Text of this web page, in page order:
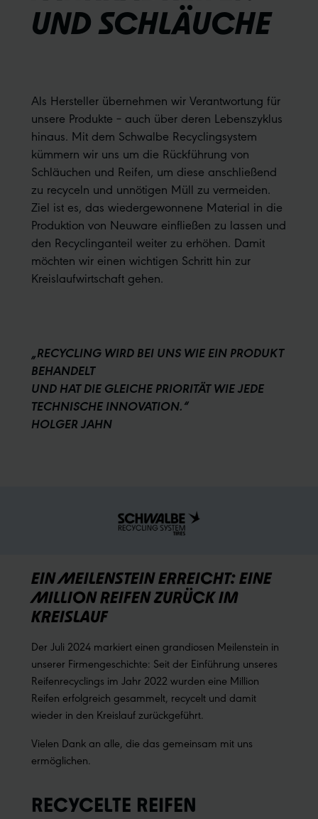
UND SCHLÄUCHE
Als Hersteller übernehmen wir Verantwortung für
unsere Produkte – auch über deren Lebenszyklus
hinaus. Mit dem Schwalbe Recyclingsystem
kümmern wir uns um die Rückführung von
Schläuchen und Reifen, um diese anschließend
zu recyceln und unnötigen Müll zu vermeiden.
Ziel ist es, das wiedergewonnene Material in die
Produktion von Neuware einfließen zu lassen und
den Recyclinganteil weiter zu erhöhen. Damit
möchten wir einen wichtigen Schritt hin zur
Kreislaufwirtschaft gehen.
„RECYCLING WIRD BEI UNS WIE EIN PRODUKT
BEHANDELT
UND HAT DIE GLEICHE PRIORITÄT WIE JEDE
TECHNISCHE INNOVATION.“
HOLGER JAHN
EIN MEILENSTEIN ERREICHT: EINE
MILLION REIFEN ZURÜCK IM
KREISLAUF
Der Juli 2024 markiert einen grandiosen Meilenstein in
unserer Firmengeschichte: Seit der Einführung unseres
Reifenrecyclings im Jahr 2022 wurden eine Million
Reifen erfolgreich gesammelt, recycelt und damit
wieder in den Kreislauf zurückgeführt.
Vielen Dank an alle, die das gemeinsam mit uns
ermöglichen.
RECYCELTE REIFEN